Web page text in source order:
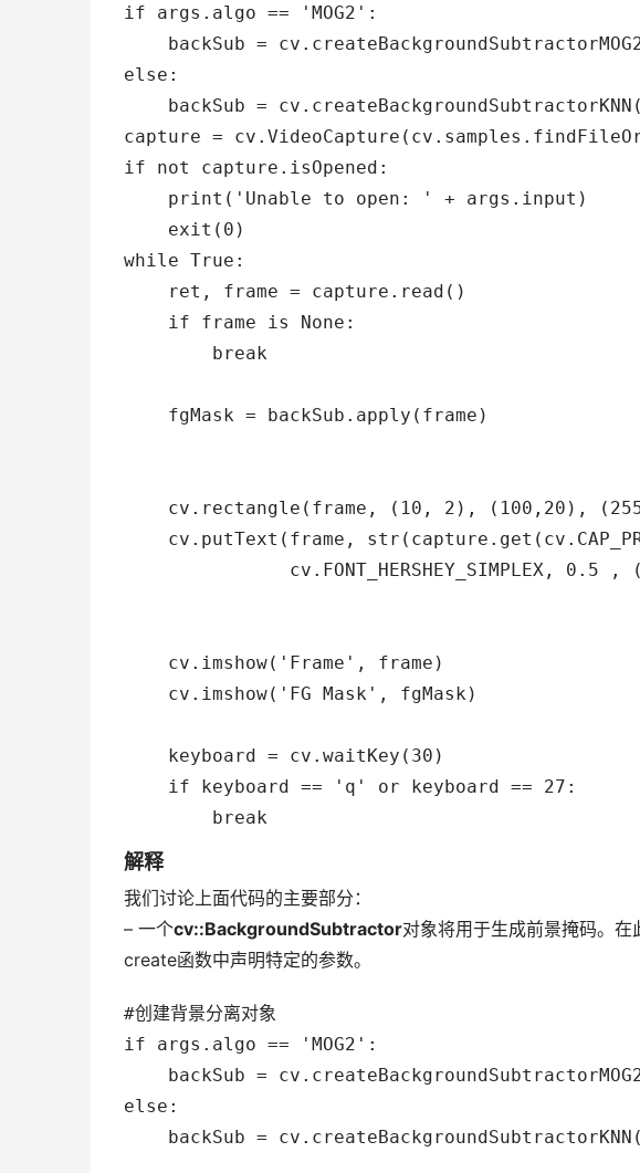
if args.algo == 'MOG2':
backSub =
else:
backSub =
capture =
if not capture.isOpened:
    print('Unable to open: ' + args.input)
    exit(0)
while True:
    ret, frame = capture.read()
    if frame is None:
        break
    fgMask = backSub.apply(frame)
cv.rectangle(frame, (10, 2), (100,20),
cv.putText(frame,
cv.FONT_HERSHEY_SIMPLEX, 0.5 ,
    cv.imshow('Frame', frame)
    cv.imshow('FG Mask', fgMask)
    keyboard = cv.waitKey(30)
    if keyboard == 'q' or keyboard == 27:
解释
我们讨论上面代码的主要部分：
– 一个cv::BackgroundSubtractor对象将用于生成前景掩码。
create函数中声明特定的参数。
#创建背景分离对象
if args.algo == 'MOG2':
backSub =
else: